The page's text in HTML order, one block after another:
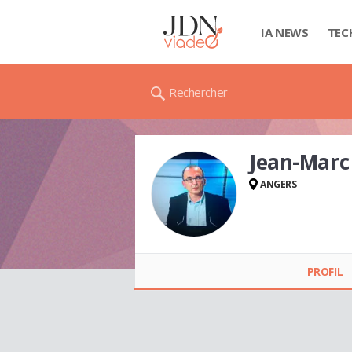
IA NEWS
Rechercher
Jean-Marc
ANGERS
PROFIL